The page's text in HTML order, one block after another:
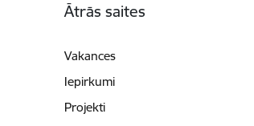
Ātrās saites
Vakances
Iepirkumi
Projekti